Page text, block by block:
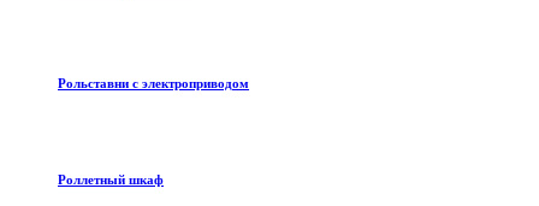
Рольставни с электроприводом
Роллетный шкаф